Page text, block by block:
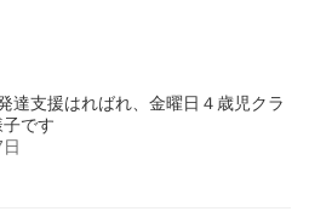
達支援はればれ、金曜日４歳児クラ
です